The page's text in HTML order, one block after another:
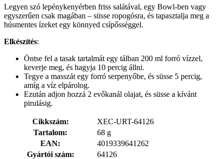
Legyen szó lepénykenyérben friss salátával, egy Bowl-ben vagy
egyszerűen csak magában – süsse ropogósra, és tapasztalja meg a
húsmentes ízeket egy könnyed csípősséggel.
Elkészítés:
Öntse fel a tasak tartalmát egy tálban 200 ml forró vízzel,
keverje meg, és hagyja 10 percig állni.
Tegye a masszát egy forró serpenyőbe, és süsse 5 percig,
amíg a víz elpárolog.
Ezután adjon hozzá 2 evőkanál olajat, és süsse a kívánt
pirulásig.
Cikkszám:
XEC-URT-64126
Tartalom:
68 g
EAN:
4019339641262
Gyártói szám:
64126